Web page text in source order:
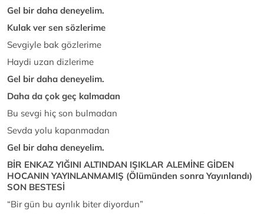
Gel bir daha deneyelim.
Kulak ver sen sözlerime
Sevgiyle bak gözlerime
Haydi uzan dizlerime
Gel bir daha deneyelim.
Daha da çok geç kalmadan
Bu sevgi hiç son bulmadan
Sevda yolu kapanmadan
Gel bir daha deneyelim.
BİR ENKAZ YIĞINI ALTINDAN IŞIKLAR ALEMİNE GİDEN
HOCANIN YAYINLANMAMIŞ (Ölümünden sonra Yayınlandı)
SON BESTESİ
“Bir gün bu ayrılık biter diyordun”